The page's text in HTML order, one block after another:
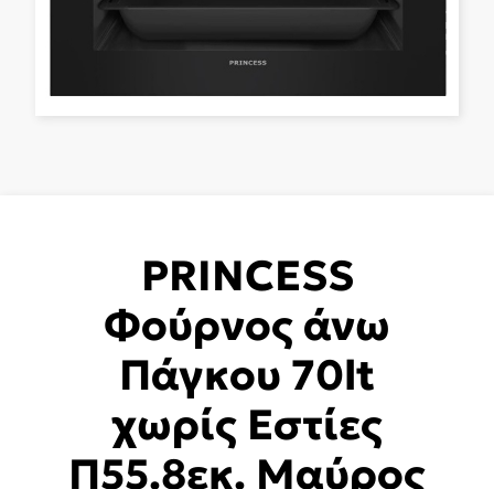
PRINCESS
Φούρνος άνω
Πάγκου 70lt
χωρίς Εστίες
Π55.8εκ. Μαύρος